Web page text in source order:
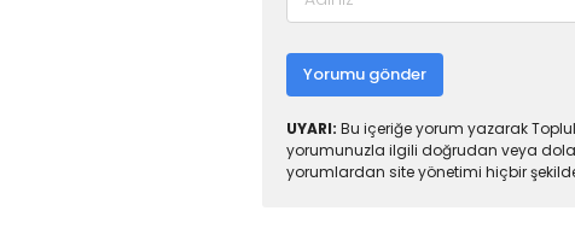
Yorumu gönder
UYARI: Bu içeriğe yorum yazarak
yorumunuzla ilgili doğrudan veya
yorumlardan site yönetimi hiçbir